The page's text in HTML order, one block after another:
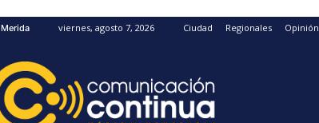
Merida viernes, agosto 7, 2026 Ciudad Regionales Opinión